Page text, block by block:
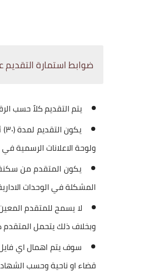
ضوابط استمارة التقديم على تعيينات
يتم التقديم كلاً حسب
ولوحة الاعلانات الرسمية في
يكون المتقدم من سكنة
المشكلة في الوحدات
لا يسمح للمتقدم
وبخلاف ذلك يتحمل المتقدم
سوف يتم اهمال اي
قضاء او ناحية وحسب